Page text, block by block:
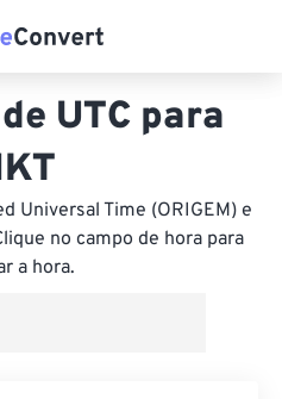
UTC para
Universal Time (ORIGEM) e
no campo de hora para
a hora.